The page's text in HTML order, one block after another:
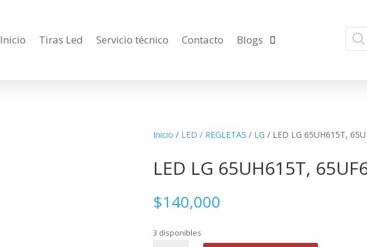
Inicio Tiras Led Servicio técnico Contacto Blogs de
Inicio / LED / REGLETAS / LG / LED LG 65UH615T,
LED LG 65UH615T,
$140,000
3 disponibles